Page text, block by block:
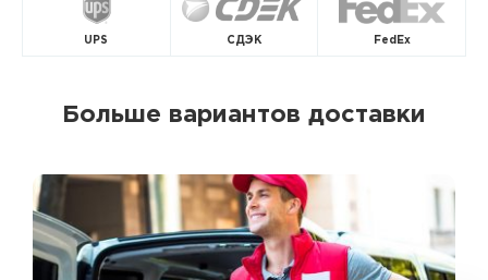
UPS СДЭК FedEx
Больше вариантов доставки